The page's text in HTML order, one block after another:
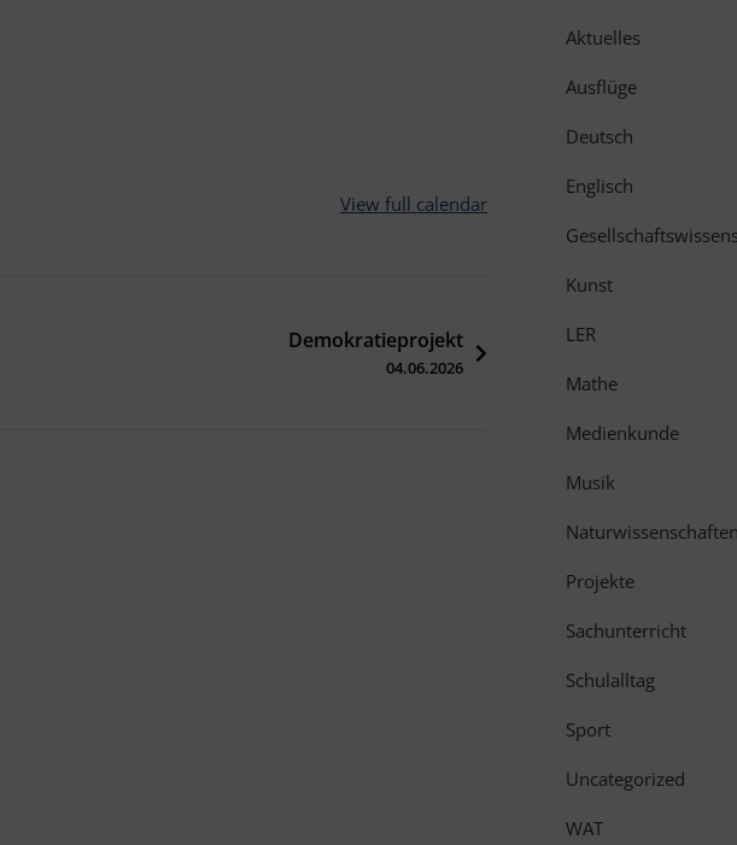
View full calendar
Demokratieprojekt
04.06.2026
Aktuelles
Ausflüge
Deutsch
Englisch
Kunst
LER
Mathe
Medienkunde
Musik
Naturwissenschaften
Projekte
Sachunterricht
Schulalltag
Sport
Uncategorized
WAT